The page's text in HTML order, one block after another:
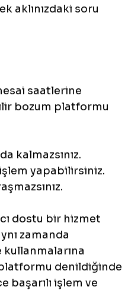
aklınızdaki soru
saatlerine
bozum platformu
kalmazsınız.
yapabilirsiniz.
dostu bir hizmet
zamanda
denildiğinde
başarılı işlem ve